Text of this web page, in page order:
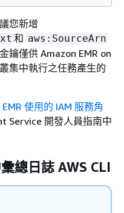
您新增
和 aws:SourceArn
鑰僅供 Amazon EMR on
集中執行之任務產生的
使用的 IAM 服務角
Service 開發人員指南中
總日誌 AWS CLI